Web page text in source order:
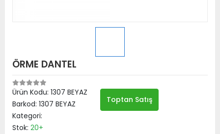
ÖRME DANTEL
Ürün Kodu: 1307 BEYAZ
Barkod: 1307 BEYAZ
Kategori:
Stok: 20+
Toptan Satış